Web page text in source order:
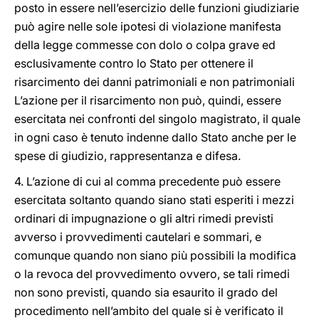
posto in essere nell’esercizio delle funzioni giudiziarie
può agire nelle sole ipotesi di violazione manifesta
della legge commesse con dolo o colpa grave ed
esclusivamente contro lo Stato per ottenere il
risarcimento dei danni patrimoniali e non patrimoniali
L’azione per il risarcimento non può, quindi, essere
esercitata nei confronti del singolo magistrato, il quale
in ogni caso è tenuto indenne dallo Stato anche per le
spese di giudizio, rappresentanza e difesa.
4. L’azione di cui al comma precedente può essere
esercitata soltanto quando siano stati esperiti i mezzi
ordinari di impugnazione o gli altri rimedi previsti
avverso i provvedimenti cautelari e sommari, e
comunque quando non siano più possibili la modifica
o la revoca del provvedimento ovvero, se tali rimedi
non sono previsti, quando sia esaurito il grado del
procedimento nell’ambito del quale si è verificato il